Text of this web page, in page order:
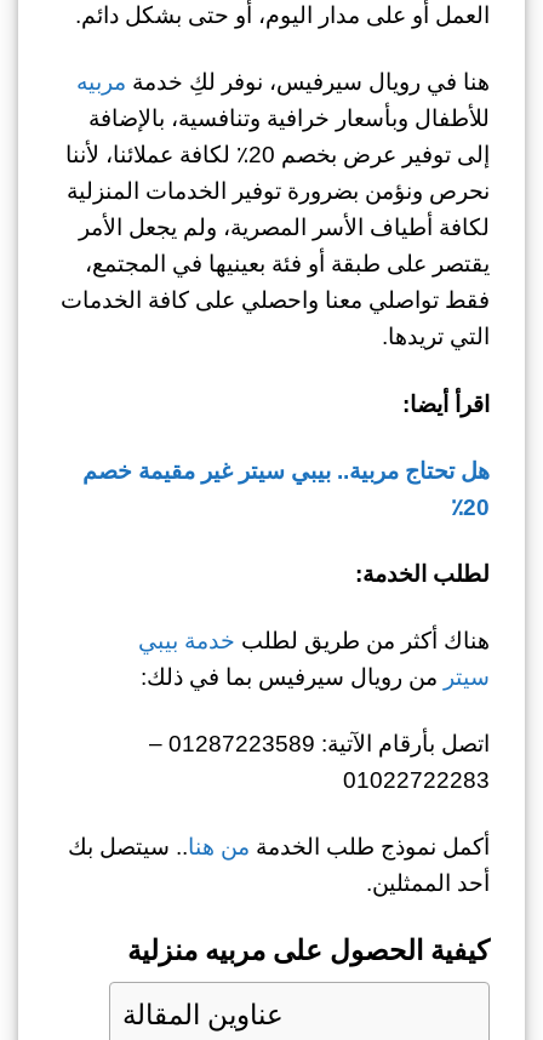
العمل أو على مدار اليوم، أو حتى بشكل دائم.
هنا في رويال سيرفيس، نوفر لكِ خدمة مربيه
للأطفال وبأسعار خرافية وتنافسية، بالإضافة
إلى توفير عرض بخصم 20٪ لكافة عملائنا، لأننا
نحرص ونؤمن بضرورة توفير الخدمات المنزلية
لكافة أطياف الأسر المصرية، ولم يجعل الأمر
يقتصر على طبقة أو فئة بعينيها في المجتمع،
فقط تواصلي معنا واحصلي على كافة الخدمات
التي تريدها.
اقرأ أيضا:
هل تحتاج مربية.. بيبي سيتر غير مقيمة خصم
20٪
لطلب الخدمة:
هناك أكثر من طريق لطلب خدمة بيبي
سيتر من رويال سيرفيس بما في ذلك:
اتصل بأرقام الآتية: 01287223589 –
01022722283
أكمل نموذج طلب الخدمة من هنا.. سيتصل بك
أحد الممثلين.
كيفية الحصول على مربيه منزلية
عناوين المقالة